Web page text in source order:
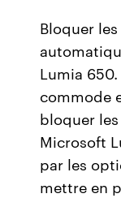
Bloquer
Lumia
commode
bloquer
Microsoft
par les
mettre en